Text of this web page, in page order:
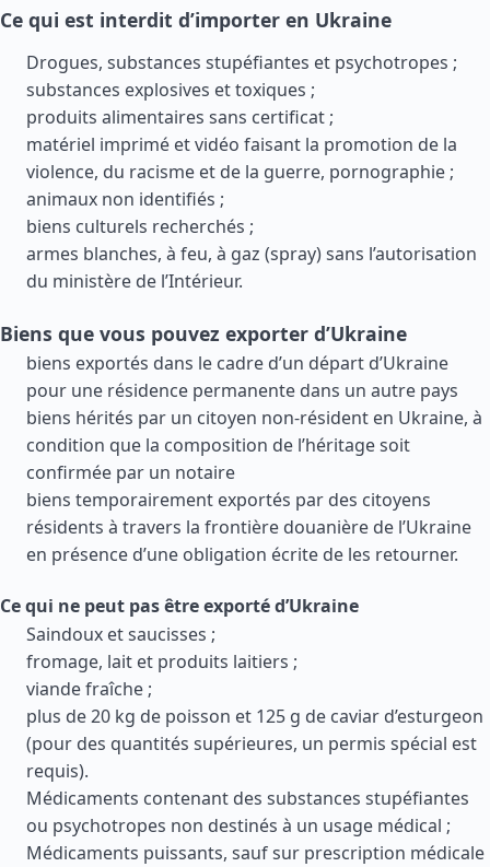
Ce qui est interdit d’importer en Ukraine
Drogues, substances stupéfiantes et psychotropes ;
substances explosives et toxiques ;
produits alimentaires sans certificat ;
matériel imprimé et vidéo faisant la promotion de la
violence, du racisme et de la guerre, pornographie ;
animaux non identifiés ;
biens culturels recherchés ;
armes blanches, à feu, à gaz (spray) sans l’autorisation
du ministère de l’Intérieur.
Biens que vous pouvez exporter d’Ukraine
biens exportés dans le cadre d’un départ d’Ukraine
pour une résidence permanente dans un autre pays
biens hérités par un citoyen non-résident en Ukraine, à
condition que la composition de l’héritage soit
confirmée par un notaire
biens temporairement exportés par des citoyens
résidents à travers la frontière douanière de l’Ukraine
en présence d’une obligation écrite de les retourner.
Ce qui ne peut pas être exporté d’Ukraine
Saindoux et saucisses ;
fromage, lait et produits laitiers ;
viande fraîche ;
plus de 20 kg de poisson et 125 g de caviar d’esturgeon
(pour des quantités supérieures, un permis spécial est
requis).
Médicaments contenant des substances stupéfiantes
ou psychotropes non destinés à un usage médical ;
Médicaments puissants, sauf sur prescription médicale